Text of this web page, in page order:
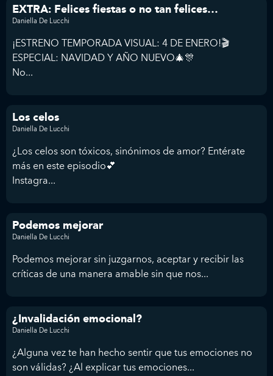
EXTRA: Felices fiestas o no tan felices…
Daniella De Lucchi
¡ESTRENO TEMPORADA VISUAL: 4 DE ENERO!🎬
ESPECIAL: NAVIDAD Y AÑO NUEVO🎄🎊
No...
Los celos
Daniella De Lucchi
¿Los celos son tóxicos, sinónimos de amor? Entérate
más en este episodio💕
Instagra...
Podemos mejorar
Daniella De Lucchi
Podemos mejorar sin juzgarnos, aceptar y recibir las
críticas de una manera amable sin que nos...
¿Invalidación emocional?
Daniella De Lucchi
¿Alguna vez te han hecho sentir que tus emociones no
son válidas? ¿Al explicar tus emociones...